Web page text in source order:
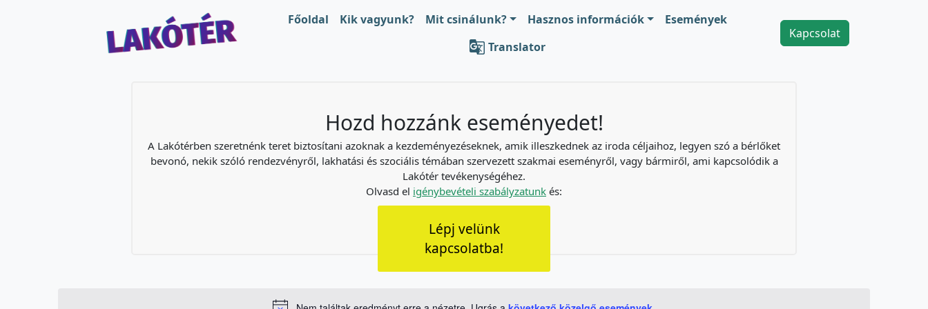
Főoldal Kik vagyunk? Mit csinálunk? Hasznos információk Események
 Translator
Kapcsolat
Hozd hozzánk eseményedet!
A Lakótérben szeretnénk teret biztosítani azoknak a kezdeményezéseknek, amik illeszkednek az iroda céljaihoz, legyen szó a bérlőket
bevonó, nekik szóló rendezvényről, lakhatási és szociális témában szervezett szakmai eseményről, vagy bármiről, ami kapcsolódik a
Lakótér tevékenységéhez.
Olvasd el igénybevételi szabályzatunk és:
Lépj velünk
kapcsolatba!